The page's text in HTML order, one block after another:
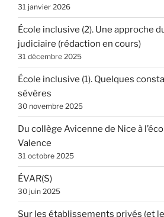
31 janvier 2026
École inclusive (2). Une approche
judiciaire (rédaction en cours)
31 décembre 2025
École inclusive (1). Quelques
sévères
30 novembre 2025
Du collège Avicenne de Nice à
Valence
31 octobre 2025
ÉVAR(S)
30 juin 2025
Sur les établissements privés (et